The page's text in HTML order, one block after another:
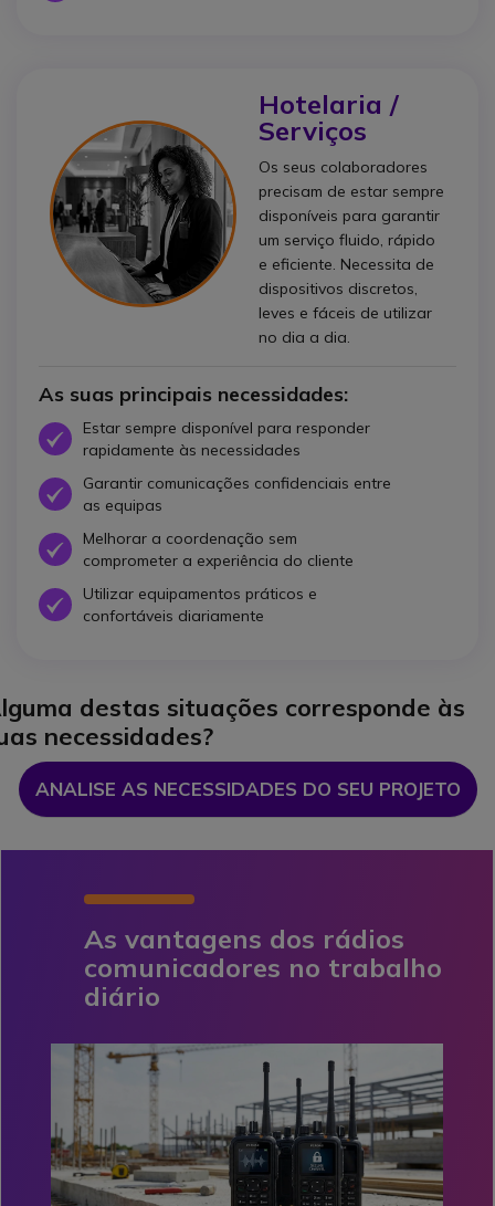
Hotelaria /
Serviços
Os seus colaboradores
precisam de estar sempre
disponíveis para garantir
um serviço fluido, rápido
e eficiente. Necessita de
dispositivos discretos,
leves e fáceis de utilizar
no dia a dia.
As suas principais necessidades:
Ícone Estar sempre disponível para responder
rapidamente às necessidades
Ícone Garantir comunicações confidenciais entre
as equipas
Ícone Melhorar a coordenação sem
comprometer a experiência do cliente
Ícone Utilizar equipamentos práticos e
confortáveis diariamente
destas situações corresponde às
necessidades?
ANALISE AS NECESSIDADES DO SEU PROJETO
As vantagens dos rádios
comunicadores no trabalho
diário